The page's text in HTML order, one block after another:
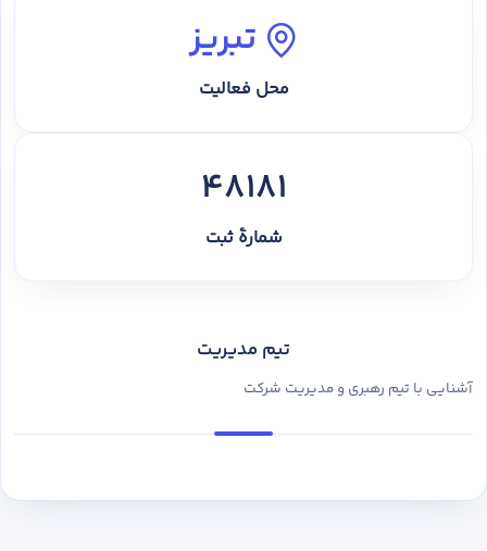
تبریز
محل فعالیت
48181
شمارهٔ ثبت
تیم مدیریت
آشنایی با تیم رهبری و مدیریت شرکت